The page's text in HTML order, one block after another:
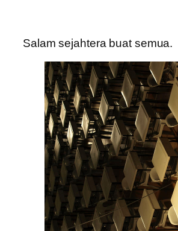
Salam sejahtera buat semua.